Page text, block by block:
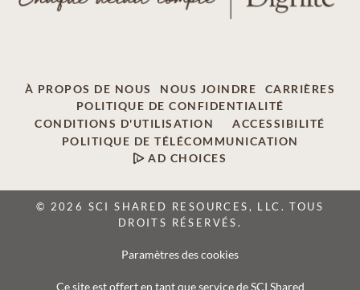
À PROPOS DE NOUS NOUS JOINDRE
CARRIÈRES
POLITIQUE DE CONFIDENTIALITÉ
CONDITIONS D'UTILISATION
ACCESSIBILITÉ
POLITIQUE DE TÉLÉCOMMUNICATION
AD CHOICES
© 2026 SCI SHARED RESOURCES, LLC. TOUS
DROITS RÉSERVÉS.
Paramètres des cookies
Ce site est offert en tant que service de SCI Shared